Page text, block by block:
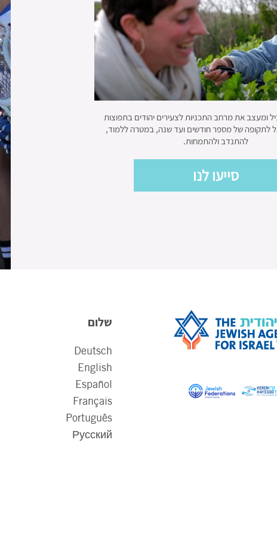
ומעצב את מרחב התכניות לצעירים יהודים בתפוצות
לתקופה של מספר חודשים ועד שנה, במטרה ללמוד,
להתנדב ולהתמחות.
סייעו לנו
שלום
Deutsch
English
Español
Français
Português
Русский